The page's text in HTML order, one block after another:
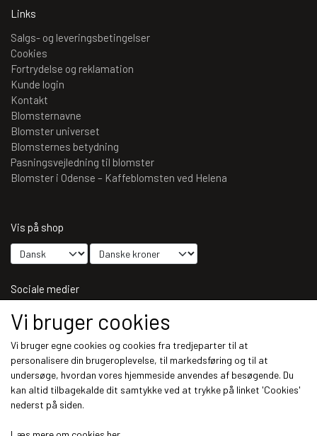
Links
Salgs- og leveringsbetingelser
Cookies
Fortrydelse og reklamation
Kunde login
Kontakt
Blomsternavne
Blomster universet
Blomsternes betydning
Pasningsvejledning til blomster
Blomster i Odense – Kaffeblomsten ved Helena
Vis på shop
Sociale medier
Modtag vores nyhedsbrev via e-mail
Tilmeld
Vi bruger cookies
Vi bruger egne cookies og cookies fra tredjeparter til at
personalisere din brugeroplevelse, til markedsføring og til at
undersøge, hvordan vores hjemmeside anvendes af besøgende. Du
kan altid tilbagekalde dit samtykke ved at trykke på linket 'Cookies'
nederst på siden.